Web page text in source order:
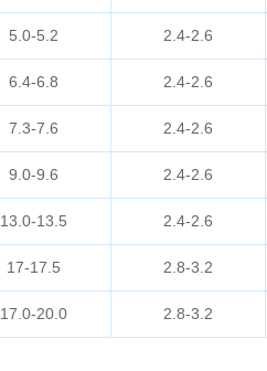
5.0-5.2 2.4-2.6
6.4-6.8 2.4-2.6
7.3-7.6 2.4-2.6
9.0-9.6 2.4-2.6
13.0-13.5 2.4-2.6
17-17.5 2.8-3.2
17.0-20.0 2.8-3.2